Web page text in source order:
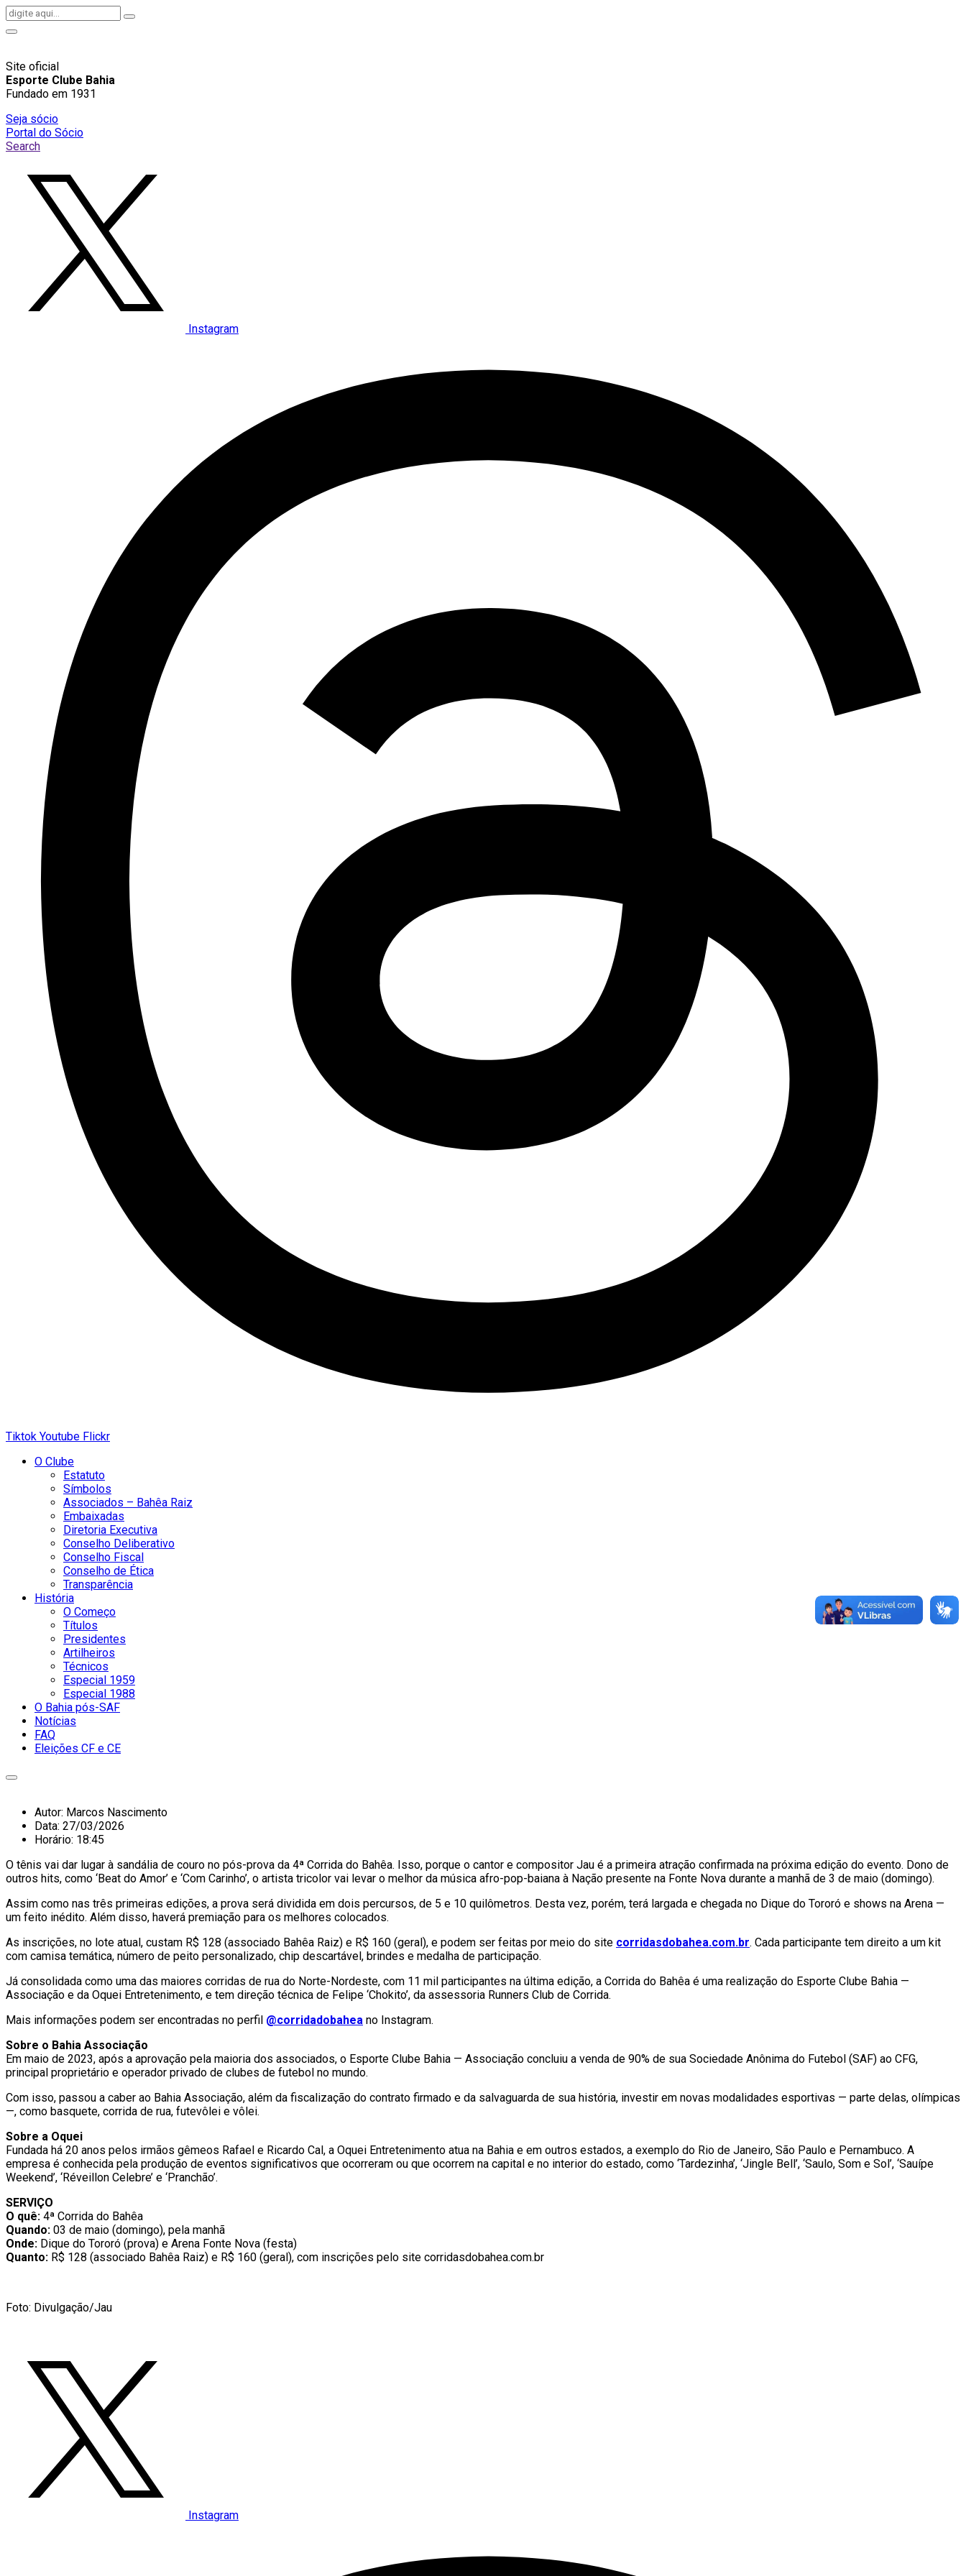
Site oficial
Esporte Clube Bahia
Fundado em 1931
Seja sócio
Portal do Sócio
Search
Instagram
Tiktok Youtube Flickr
O Clube
Estatuto
Símbolos
Associados – Bahêa Raiz
Embaixadas
Diretoria Executiva
Conselho Deliberativo
Conselho Fiscal
Conselho de Ética
Transparência
História
O Começo
Títulos
Presidentes
Artilheiros
Técnicos
Especial 1959
Especial 1988
O Bahia pós-SAF
Notícias
FAQ
Eleições CF e CE
Autor: Marcos Nascimento
Data: 27/03/2026
Horário: 18:45
O tênis vai dar lugar à sandália de couro no pós-prova da 4ª Corrida do Bahêa. Isso, porque o cantor e compositor Jau é a primeira atração confirmada na próxima edição do evento. Dono de
outros hits, como ‘Beat do Amor’ e ‘Com Carinho’, o artista tricolor vai levar o melhor da música afro-pop-baiana à Nação presente na Fonte Nova durante a manhã de 3 de maio (domingo).
Assim como nas três primeiras edições, a prova será dividida em dois percursos, de 5 e 10 quilômetros. Desta vez, porém, terá largada e chegada no Dique do Tororó e shows na Arena —
um feito inédito. Além disso, haverá premiação para os melhores colocados.
As inscrições, no lote atual, custam R$ 128 (associado Bahêa Raiz) e R$ 160 (geral), e podem ser feitas por meio do site corridasdobahea.com.br. Cada participante tem direito a um kit
com camisa temática, número de peito personalizado, chip descartável, brindes e medalha de participação.
Já consolidada como uma das maiores corridas de rua do Norte-Nordeste, com 11 mil participantes na última edição, a Corrida do Bahêa é uma realização do Esporte Clube Bahia —
Associação e da Oquei Entretenimento, e tem direção técnica de Felipe ‘Chokito’, da assessoria Runners Club de Corrida.
Mais informações podem ser encontradas no perfil @corridadobahea no Instagram.
Sobre o Bahia Associação
Em maio de 2023, após a aprovação pela maioria dos associados, o Esporte Clube Bahia — Associação concluiu a venda de 90% de sua Sociedade Anônima do Futebol (SAF) ao CFG,
principal proprietário e operador privado de clubes de futebol no mundo.
Com isso, passou a caber ao Bahia Associação, além da fiscalização do contrato firmado e da salvaguarda de sua história, investir em novas modalidades esportivas — parte delas, olímpicas
—, como basquete, corrida de rua, futevôlei e vôlei.
Sobre a Oquei
Fundada há 20 anos pelos irmãos gêmeos Rafael e Ricardo Cal, a Oquei Entretenimento atua na Bahia e em outros estados, a exemplo do Rio de Janeiro, São Paulo e Pernambuco. A
empresa é conhecida pela produção de eventos significativos que ocorreram ou que ocorrem na capital e no interior do estado, como ‘Tardezinha’, ‘Jingle Bell’, ‘Saulo, Som e Sol’, ‘Sauípe
Weekend’, ‘Réveillon Celebre’ e ‘Pranchão’.
SERVIÇO
O quê: 4ª Corrida do Bahêa
Quando: 03 de maio (domingo), pela manhã
Onde: Dique do Tororó (prova) e Arena Fonte Nova (festa)
Quanto: R$ 128 (associado Bahêa Raiz) e R$ 160 (geral), com inscrições pelo site corridasdobahea.com.br
Foto: Divulgação/Jau
Instagram